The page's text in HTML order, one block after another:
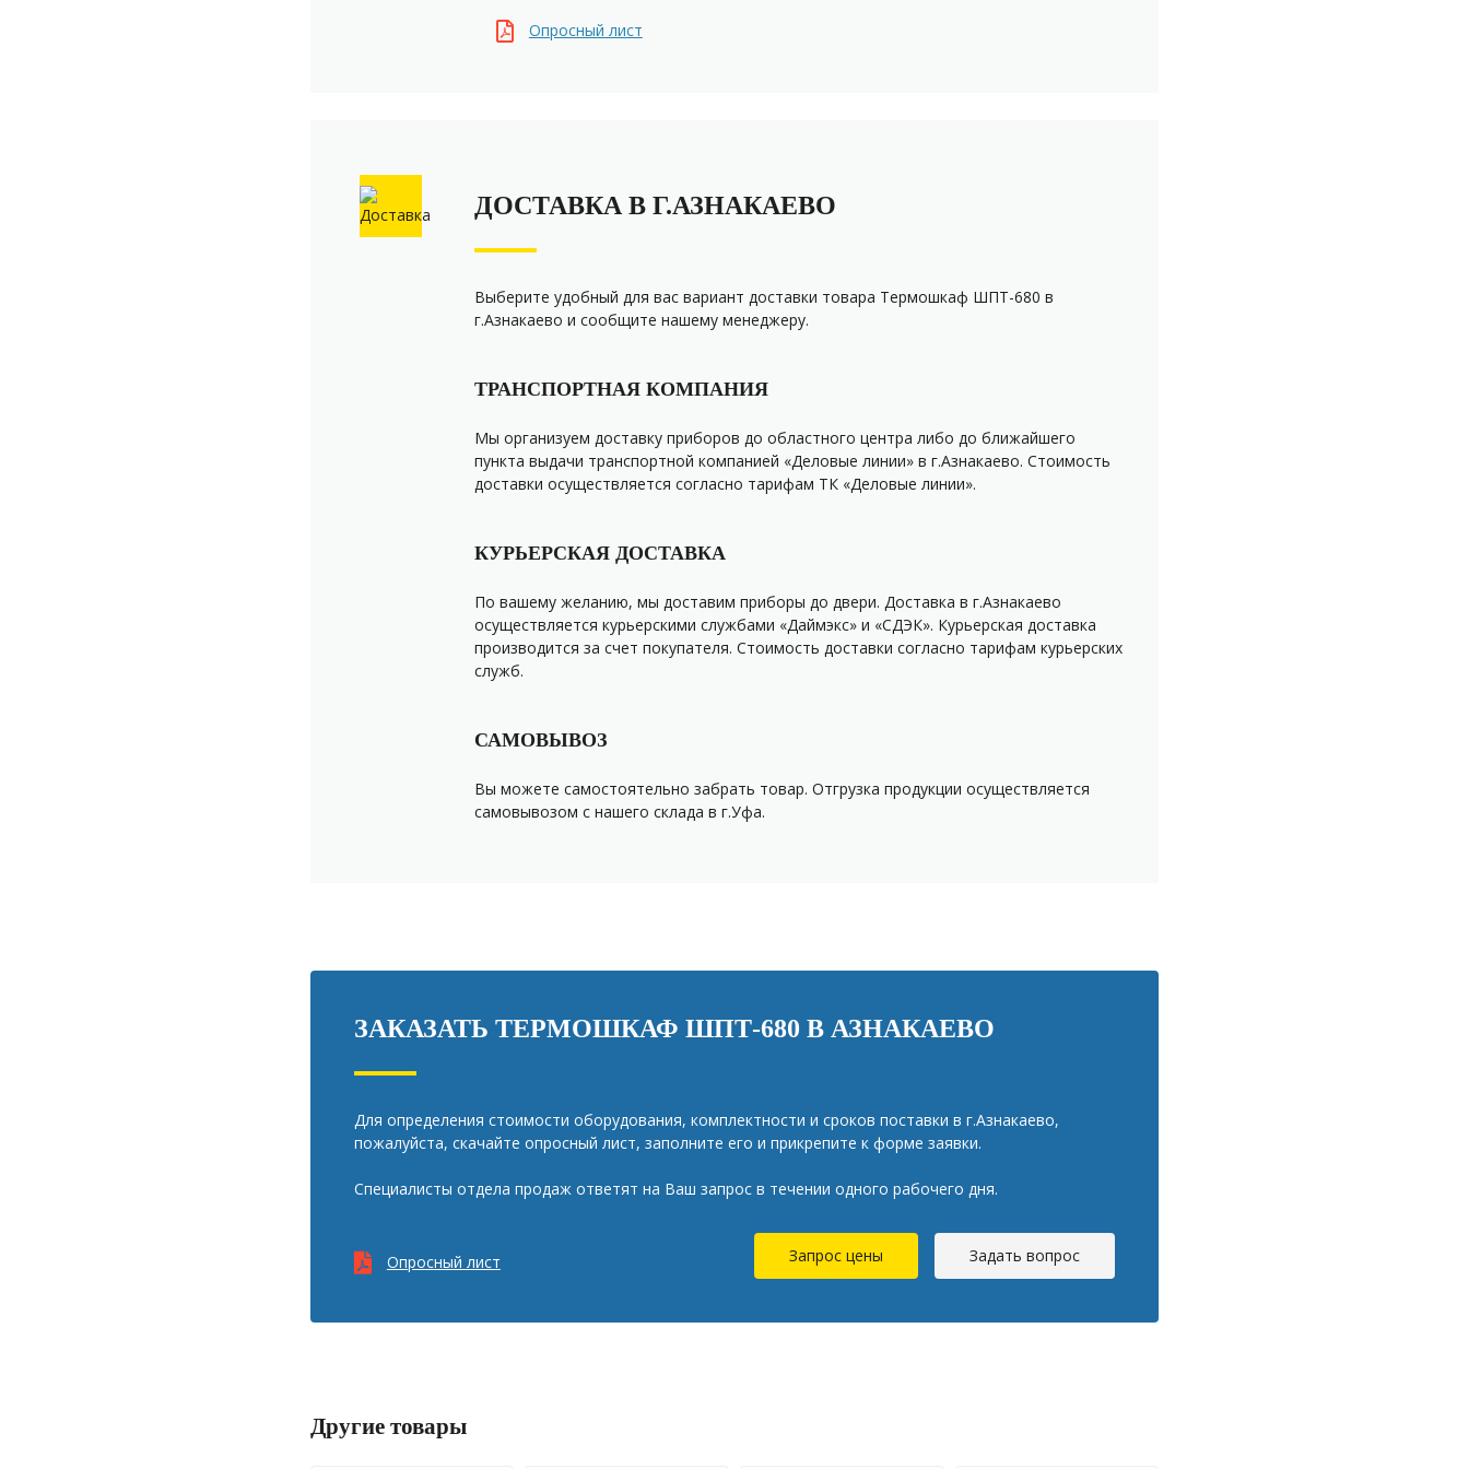
Опросный лист
ДОСТАВКА В Г.АЗНАКАЕВО
Выберите удобный для вас вариант доставки товара Термошкаф ШПТ-680 в
г.Азнакаево и сообщите нашему менеджеру.
ТРАНСПОРТНАЯ КОМПАНИЯ
Мы организуем доставку приборов до областного центра либо до ближайшего
пункта выдачи транспортной компанией «Деловые линии» в г.Азнакаево. Стоимость
доставки осуществляется согласно тарифам ТК «Деловые линии».
КУРЬЕРСКАЯ ДОСТАВКА
По вашему желанию, мы доставим приборы до двери. Доставка в г.Азнакаево
осуществляется курьерскими службами «Даймэкс» и «СДЭК». Курьерская доставка
производится за счет покупателя. Стоимость доставки согласно тарифам курьерских
служб.
САМОВЫВОЗ
Вы можете самостоятельно забрать товар. Отгрузка продукции осуществляется
самовывозом с нашего склада в г.Уфа.
ЗАКАЗАТЬ ТЕРМОШКАФ ШПТ-680 В АЗНАКАЕВО
Для определения стоимости оборудования, комплектности и сроков поставки в г.Азнакаево,
пожалуйста, скачайте опросный лист, заполните его и прикрепите к форме заявки.
Специалисты отдела продаж ответят на Ваш запрос в течении одного рабочего дня.
Опросный лист Запрос цены Задать вопрос
Другие товары